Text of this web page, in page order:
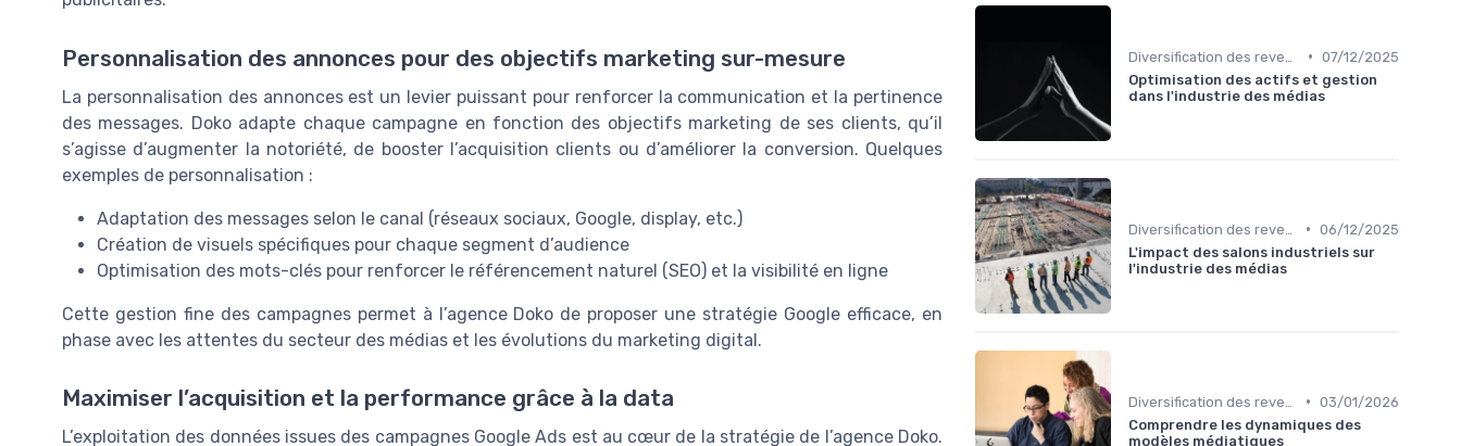
Personnalisation des annonces pour des objectifs marketing sur-mesure
La personnalisation des annonces est un levier puissant pour renforcer la communication et la pertinence
des messages. Doko adapte chaque campagne en fonction des objectifs marketing de ses clients, qu’il
s’agisse d’augmenter la notoriété, de booster l’acquisition clients ou d’améliorer la conversion. Quelques
exemples de personnalisation :
Adaptation des messages selon le canal (réseaux sociaux, Google, display, etc.)
Création de visuels spécifiques pour chaque segment d’audience
Optimisation des mots-clés pour renforcer le référencement naturel (SEO) et la visibilité en ligne
Cette gestion fine des campagnes permet à l’agence Doko de proposer une stratégie Google efficace, en
phase avec les attentes du secteur des médias et les évolutions du marketing digital.
Maximiser l’acquisition et la performance grâce à la data
L’exploitation des données issues des campagnes Google Ads est au cœur de la stratégie de l’agence Doko.
• 07/12/2025
Optimisation des actifs et gestion
dans l'industrie des médias
• 06/12/2025
L'impact des salons industriels sur
l'industrie des médias
• 03/01/2026
Comprendre les dynamiques des
modèles médiatiques